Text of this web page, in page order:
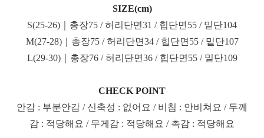
SIZE(cm)
S(25-26)｜총장75 / 허리단면31 / 힙단면55 / 밑단104
M(27-28)｜총장75 / 허리단면34 / 힙단면55 / 밑단107
L(29-30)｜총장76 / 허리단면36 / 힙단면55 / 밑단109
CHECK POINT
안감 : 부분안감 / 신축성 : 없어요 / 비침 : 안비쳐요 / 두께
감 : 적당해요 / 무게감 : 적당해요 / 촉감 : 적당해요